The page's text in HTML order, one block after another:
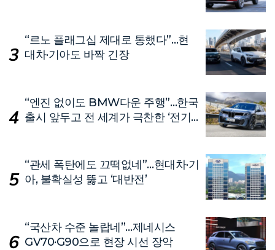
“르노 플래그십 제대로 통했다”…현
대차·기아도 바짝 긴장
“엔진 없이도 BMW다운 주행”…한국
출시 앞두고 전 세계가 극찬한 ‘전기
“관세 폭탄에도 끄떡없네”…현대차·기
아, 불확실성 뚫고 ‘대반전’
“국산차 수준 놀랍네”…제네시스
GV70·G90으로 현장 시선 장악